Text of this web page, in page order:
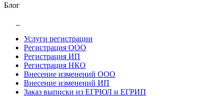
Блог
Услуги регистрации
Регистрация ООО
Регистрация ИП
Регистрация НКО
Внесение изменений ООО
Внесение изменений ИП
Заказ выписки из ЕГРЮЛ и ЕГРИП